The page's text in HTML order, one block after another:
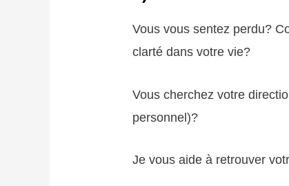
Vous vous sentez perdu?
clarté dans votre vie?
Vous cherchez votre
personnel)?
Je vous aide à retrouver